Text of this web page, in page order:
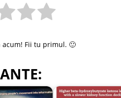
Fii tu primul. 🙂